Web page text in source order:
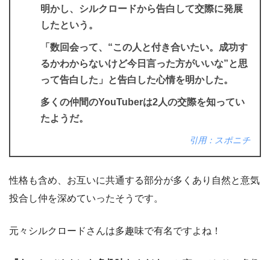
明かし、シルクロードから告白して交際に発展
したという。
「数回会って、“この人と付き合いたい。成功す
るかわからないけど今日言った方がいいな”と思
って告白した」と告白した心情を明かした。
多くの仲間のYouTuberは2人の交際を知ってい
たようだ。
引用：スポニチ
性格も含め、お互いに共通する部分が多くあり自然と意気
投合し仲を深めていったそうです。
元々シルクロードさんは多趣味で有名ですよね！